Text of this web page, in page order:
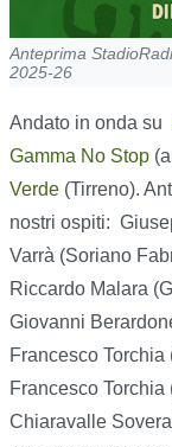
Anteprima
2025-26
Andato in onda su
Gamma No Stop
Verde (Tirreno).
nostri ospiti:
Varrà (Soriano
Riccardo Malara
Giovanni
Francesco
Francesco
Chiaravalle